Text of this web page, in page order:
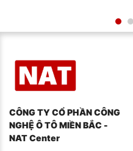
lốp của tôi vẫn còn độ
Không thể tin được với
Thay
Chính Hãng Uy Tín
CÔNG TY CỔ PHẦN CÔNG
NGHỆ Ô TÔ MIỀN BẮC -
NAT Center